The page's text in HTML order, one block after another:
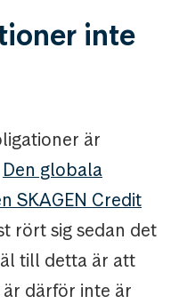
inte
är
Den globala
SKAGEN Credit
rört sig sedan det
till detta är att
därför inte är